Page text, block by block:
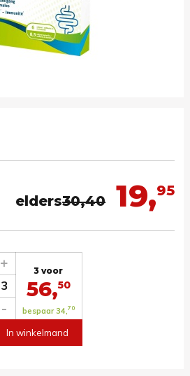
19,95
elders30,40
3
-
+ 3 voor
56,50
bespaar 34,70
In winkelmand